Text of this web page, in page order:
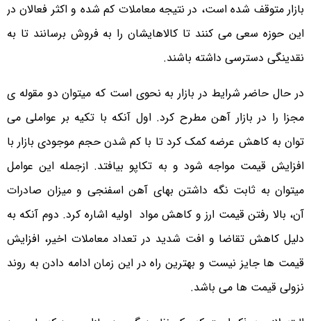
بازار متوقف شده است، در نتیجه معاملات کم شده و اکثر فعالان در
این حوزه سعی می کنند تا کالاهایشان را به فروش برسانند تا به
نقدینگی دسترسی داشته باشند.
در حال حاضر شرایط در بازار به نحوی است که میتوان دو مقوله ی
مجزا را در بازار آهن مطرح کرد. اول آنکه با تکیه بر عواملی می
توان به کاهش عرضه کمک کرد تا با کم شدن حجم موجودی بازار با
افزایش قیمت مواجه شود و به تکاپو بیافتد. ازجمله این عوامل
میتوان به ثابت نگه داشتن بهای آهن اسفنجی و میزان صادرات
آن، بالا رفتن قیمت ارز و کاهش مواد اولیه اشاره کرد. دوم آنکه به
دلیل کاهش تقاضا و افت شدید در تعداد معاملات اخیر، افزایش
قیمت ها جایز نیست و بهترین راه در این زمان ادامه دادن به روند
نزولی قیمت ها می باشد.